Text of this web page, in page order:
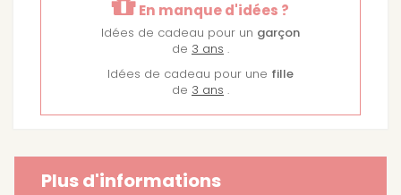
En manque d'idées ?
Idées de cadeau pour un garçon
de 3 ans .
Idées de cadeau pour une fille
de 3 ans .
Plus d'informations